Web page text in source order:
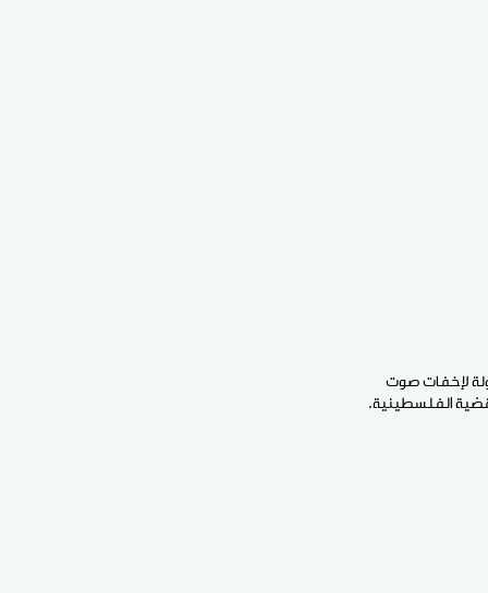
لإخفات صوت
الفلسطينية.